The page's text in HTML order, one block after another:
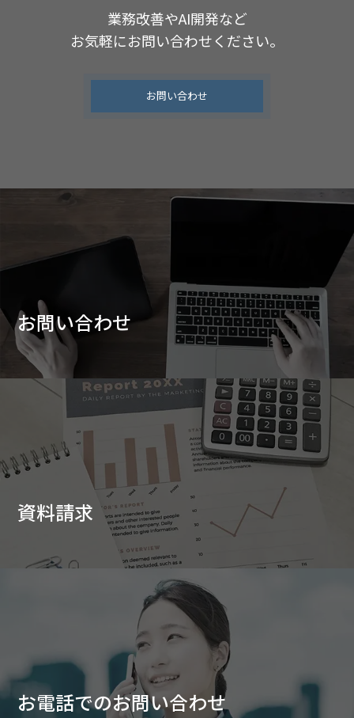
業務改善やAI開発など
お気軽にお問い合わせください。
お問い合わせ
お問い合わせ
資料請求
お電話でのお問い合わせ